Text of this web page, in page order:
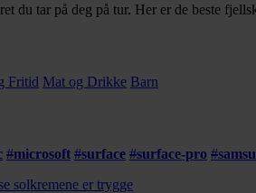
du tar på deg på tur. Her er de beste
Fritid Mat og Drikke Barn
#microsoft #surface #surface-pro #
solkremene er trygge